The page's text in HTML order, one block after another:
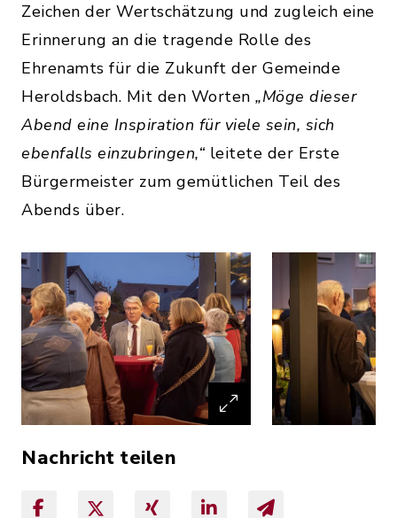
Zeichen der Wertschätzung und zugleich eine
Erinnerung an die tragende Rolle des
Ehrenamts für die Zukunft der Gemeinde
Heroldsbach. Mit den Worten „Möge dieser
Abend eine Inspiration für viele sein, sich
ebenfalls einzubringen,“ leitete der Erste
Bürgermeister zum gemütlichen Teil des
Abends über.
Nachricht teilen